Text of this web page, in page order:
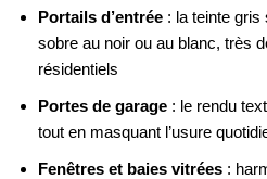
Portails d’entrée : la teinte gris
sobre au noir ou au blanc, très
résidentiels
Portes de garage : le rendu
tout en masquant l’usure
Fenêtres et baies vitrées :